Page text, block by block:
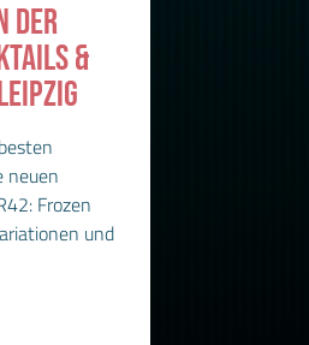
DER
&
neuen
Frozen
und